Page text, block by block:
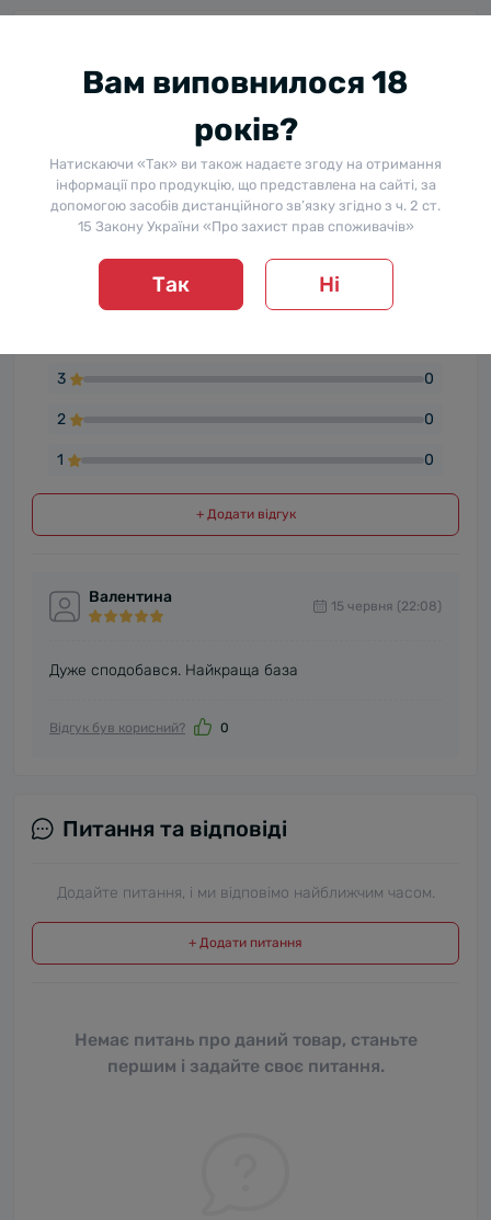
5
Відгуків: 1
3 0
2 0
1 0
+ Додати відгук
Валентина 15 червня (22:08)
Дуже сподобався. Найкраща база
Відгук був корисний? 0
Питання та відповіді
Додайте питання, і ми відповімо найближчим часом.
+ Додати питання
Немає питань про даний товар, станьте
першим і задайте своє питання.
Вам виповнилося 18
років?
Натискаючи «Так» ви також надаєте згоду на отримання
інформації про продукцію, що представлена на сайті, за
допомогою засобів дистанційного зв’язку згідно з ч. 2 ст.
15 Закону України «Про захист прав споживачів»
Так Ні